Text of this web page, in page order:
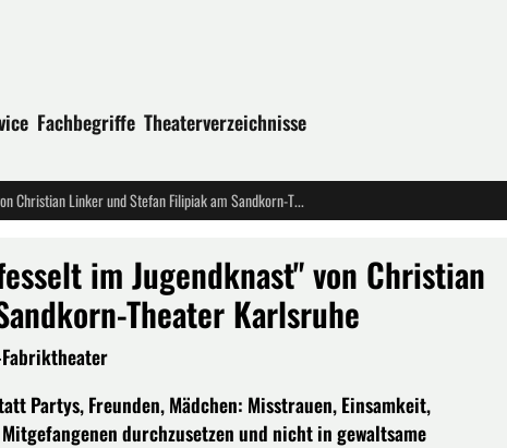
Fachbegriffe Theaterverzeichnisse
Uraufführung: "RaumZeit - Entfesselt im Jugendknast" von Christian Linker und Stefan Filipiak am Sandkorn-Theater Karlsruhe
im Jugendknast" von Christian
Theater Karlsruhe
Partys, Freunden, Mädchen: Misstrauen, Einsamkeit,
durchzusetzen und nicht in gewaltsame